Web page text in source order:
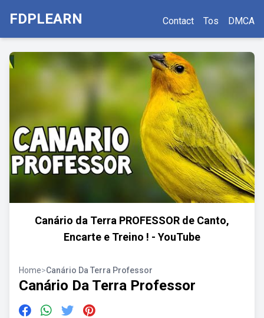
FDPLEARN Contact Tos DMCA
Canário da Terra PROFESSOR de Canto,
Encarte e Treino ! - YouTube
Home>Canário Da Terra Professor
Canário Da Terra Professor